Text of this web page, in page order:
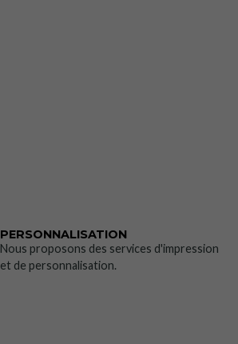
PERSONNALISATION
Nous proposons des services d'impression
et de personnalisation.